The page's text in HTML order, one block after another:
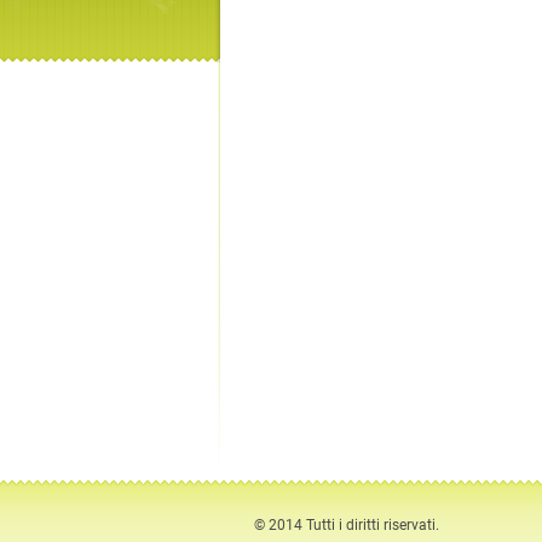
© 2014 Tutti i diritti riservati.